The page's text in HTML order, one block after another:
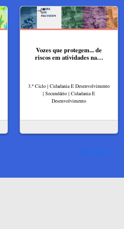
Vozes que protegem... de
riscos em atividades na…
3.º Ciclo | Cidadania E Desenvolvimento
| Secundário | Cidadania E
Desenvolvimento
Ver mais